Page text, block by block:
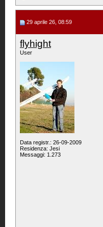
29 aprile 26, 08:59
flyhight
User
Data registr.: 26-09-2009
Residenza: Jesi
Messaggi: 1.273